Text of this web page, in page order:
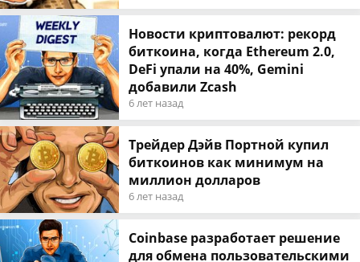
Новости криптовалют: рекорд
биткоина, когда Ethereum 2.0,
DeFi упали на 40%, Gemini
добавили Zcash
6 лет назад
Трейдер Дэйв Портной купил
биткоинов как минимум на
миллион долларов
6 лет назад
Coinbase разработает решение
для обмена пользовательскими